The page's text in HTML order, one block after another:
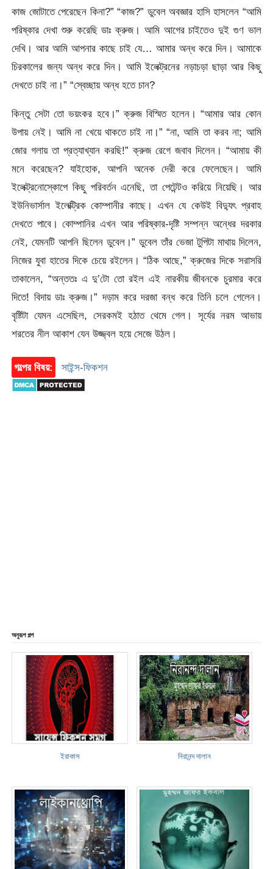
কাজ জোটাতে পেরেছেন কিনা?” “কাজ?” ডুবেল অবজ্ঞার হাসি হাসলেন “আমি
পরিষ্কার দেখা শুরু করেছি ডাঃ ক্রুজ। আমি আগের চাইতেও দুই গুণ ভাল
দেখি। আর আমি আপনার কাছে চাই যে… আমার অন্ধ করে দিন। আমাকে
চিরকালের জন্য অন্ধ করে দিন। আমি ইলেক্ট্রনের নড়াচড়া ছাড়া আর কিছু
দেখতে চাই না।” “স্বেচ্ছায় অন্ধ হতে চান?
কিন্তু সেটা তো ভয়ংকর হবে।” ক্রুজ বিস্মিত হলেন। “আমার আর কোন
উপায় নেই। আমি না খেয়ে থাকতে চাই না।” “না, আমি তা করব না; আমি
জোর গলায় তা প্রত্যাখ্যান করছি!” ক্রুজ রেগে জবাব দিলেন। “আমায় কী
মনে করেছেন? যাইহোক, আপনি অনেক দেরী করে ফেলেছেন। আমি
ইলেক্ট্রনোস্কোপে কিছু পরিবর্তন এনেছি, তা পেটেন্টও করিয়ে নিয়েছি। আর
ইউনিভার্সাল ইলেক্ট্রিক কোম্পানীর কাছে। এখন যে কেউই বিদ্যুৎ প্রবাহ
দেখতে পাবে। কোম্পানির এখন আর পরিষ্কার-দৃষ্টি সম্পন্ন অন্ধের দরকার
নেই, যেমনটি আপনি ছিলেন ডুবেল।” ডুবেল তাঁর ভেজা টুপিটা মাথায় দিলেন,
নিজের যুবা হাতের দিকে চেয়ে রইলেন। “ঠিক আছে,” ক্রুজের দিকে সরাসরি
তাকালেন, “অন্ততঃ এ দু’টো তো রইল এই নারকীয় জীবনকে চুরমার করে
দিতে! বিদায় ডাঃ ক্রুজ।” দড়াম করে দরজা বন্ধ করে তিনি চলে গেলেন।
বৃষ্টিটা যেমন এসেছিল, সেরকমই হঠাত থেমে গেল। সূর্যের নরম আভায়
শরতের নীল আকাশ যেন উজ্জ্বল হয়ে সেজে উঠল।
গল্পের বিষয়: সাইন্স-ফিকশন
অনুরূপ গল্প
ইরাকাস নিরানন্দ দালান